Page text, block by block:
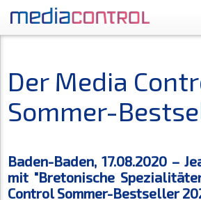
Der Media
Sommer-
Baden-Baden, 17.08.2020 –
mit "Bretonische
Control Sommer-Bestseller